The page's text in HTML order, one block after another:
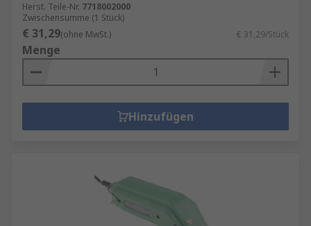
Herst. Teile-Nr. 7718002000
Zwischensumme (1 Stück)
€ 31,29(ohne MwSt.) € 31,29/Stück
Menge
Hinzufügen